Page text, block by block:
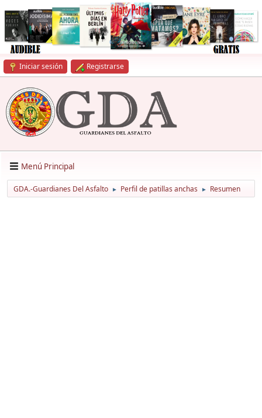
Iniciar sesión Registrarse
Menú Principal
GDA.-Guardianes Del Asfalto ► Perfil de patillas anchas ► Resumen